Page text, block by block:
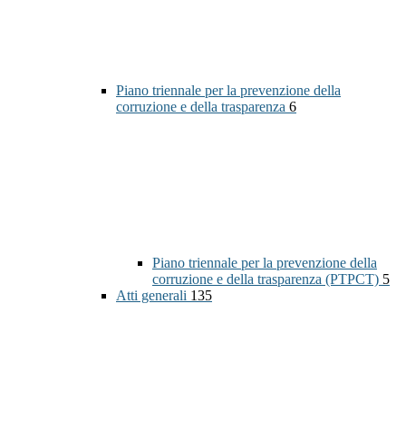
Piano triennale per la prevenzione della
corruzione e della trasparenza 6
Piano triennale per la prevenzione della
corruzione e della trasparenza (PTPCT) 5
Atti generali 135